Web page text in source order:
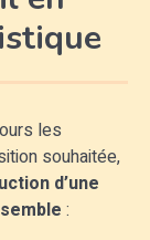
les
souhaitée,
d’une
: